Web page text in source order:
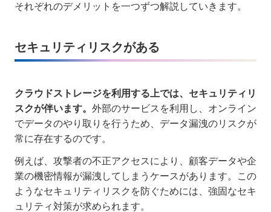
それぞれのデメリットを一つずつ解説していきます。
セキュリティリスクがある
クラウドストレージを利用する上では、セキュリティリ
スクが伴います。 外部のサービスを利用し、オンライン
でデータのやり取りを行うため、データ漏洩のリスクが
常に存在するのです。
例えば、攻撃者の不正アクセスにより、顧客データや企
業の機密情報が漏洩してしまうケースがあります。この
ようなセキュリティリスクを防ぐためには、強固なセキ
ュリティ対策が求められます。